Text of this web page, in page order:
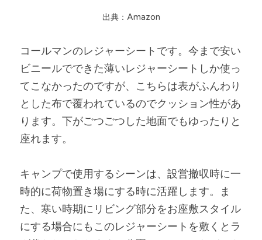
出典：Amazon
コールマンのレジャーシートです。今まで安い
ビニールでできた薄いレジャーシートしか使っ
てこなかったのですが、こちらは表がふんわり
とした布で覆われているのでクッション性があ
ります。下がごつごつした地面でもゆったりと
座れます。
キャンプで使用するシーンは、設営撤収時に一
時的に荷物置き場にする時に活躍します。ま
た、寒い時期にリビング部分をお座敷スタイル
にする場合にもこのレジャーシートを敷くとラ